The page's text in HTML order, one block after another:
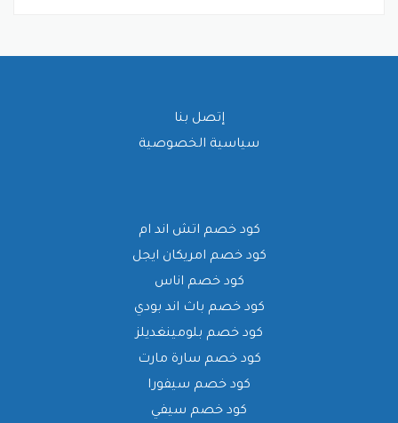
إتصل بنا
سياسية الخصوصية
كود خصم اتش اند ام
كود خصم امريكان ايجل
كود خصم اناس
كود خصم باث اند بودي
كود خصم بلومينغديلز
كود خصم سارة مارت
كود خصم سيفورا
كود خصم سيفي